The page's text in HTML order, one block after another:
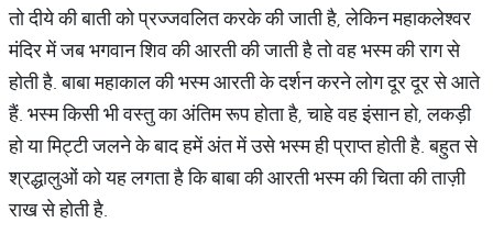
तो दीये की बाती को प्रज्जवलित करके की जाती है, लेकिन महाकलेश्वर
मंदिर में जब भगवान शिव की आरती की जाती है तो वह भस्म की राग से
होती है. बाबा महाकाल की भस्म आरती के दर्शन करने लोग दूर दूर से आते
हैं. भस्म किसी भी वस्तु का अंतिम रूप होता है, चाहे वह इंसान हो, लकड़ी
हो या मिट्टी जलने के बाद हमें अंत में उसे भस्म ही प्राप्त होती है. बहुत से
श्रद्धालुओं को यह लगता है कि बाबा की आरती भस्म की चिता की ताज़ी
राख से होती है.